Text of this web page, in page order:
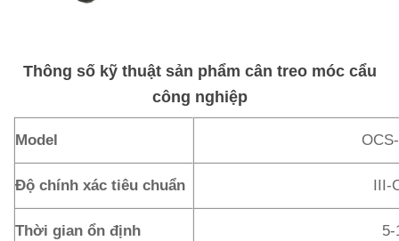
Thông số kỹ thuật sản phẩm cân treo móc cẩu
công nghiệp
Model
Độ chính xác tiêu chuẩn III-
Thời gian ổn định 5-